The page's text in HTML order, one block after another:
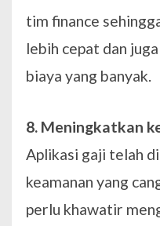
tim finance
lebih cepat dan
biaya yang banyak.
8. Meningkatkan
Aplikasi gaji telah
keamanan yang
perlu khawatir